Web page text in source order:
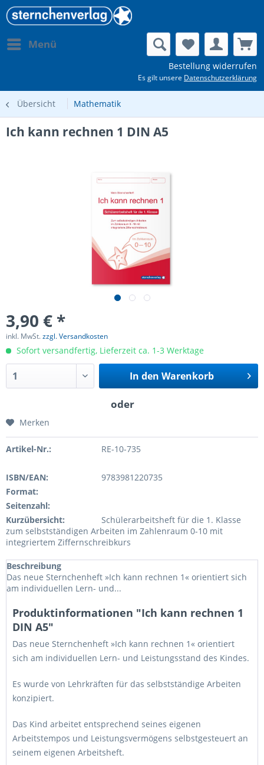
Menü
Bestellung widerrufen
Es gilt unsere Datenschutzerklärung
Übersicht Mathematik
Ich kann rechnen 1 DIN A5
3,90 € *
inkl. MwSt.zzgl. Versandkosten
Sofort versandfertig, Lieferzeit ca. 1-3 Werktage
In den Warenkorb
Merken
Artikel-Nr.: RE-10-735
ISBN/EAN:
9783981220735
Format:
Seitenzahl:
Kurzübersicht:
Schülerarbeitsheft für die 1. Klasse
zum selbstständigen Arbeiten im Zahlenraum 0-10 mit
integriertem Ziffernschreibkurs
Beschreibung
Das neue Sternchenheft »Ich kann rechnen 1« orientiert sich
am individuellen Lern- und...
Produktinformationen "Ich kann rechnen 1
DIN A5"
Das neue Sternchenheft »Ich kann rechnen 1« orientiert
sich am individuellen Lern- und Leistungsstand des Kindes.
Es wurde von Lehrkräften für das selbstständige Arbeiten
konzipiert.
Das Kind arbeitet entsprechend seines eigenen
Arbeitstempos und Leistungsvermögens selbstgesteuert an
seinem eigenen Arbeitsheft.